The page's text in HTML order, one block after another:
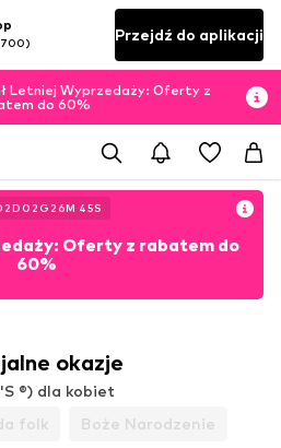
700) Przejdź do aplikacji
Letniej Wyprzedaży: Oferty z
do 60%
D 02 G 26M 43S
Oferty z rabatem do
60%
okazje
®) dla kobiet
folk Boże Narodzenie